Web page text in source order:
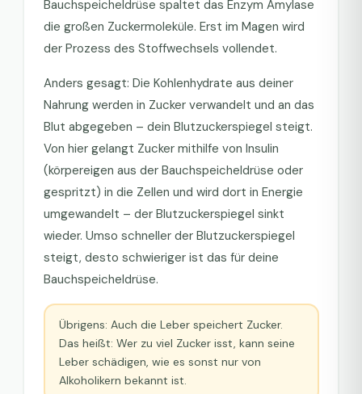
Bauchspeicheldrüse spaltet das Enzym Amylase
die großen Zuckermoleküle. Erst im Magen wird
der Prozess des Stoffwechsels vollendet.
Anders gesagt: Die Kohlenhydrate aus deiner
Nahrung werden in Zucker verwandelt und an das
Blut abgegeben – dein Blutzuckerspiegel steigt.
Von hier gelangt Zucker mithilfe von Insulin
(körpereigen aus der Bauchspeicheldrüse oder
gespritzt) in die Zellen und wird dort in Energie
umgewandelt – der Blutzuckerspiegel sinkt
wieder. Umso schneller der Blutzuckerspiegel
steigt, desto schwieriger ist das für deine
Bauchspeicheldrüse.
Übrigens: Auch die Leber speichert Zucker.
Das heißt: Wer zu viel Zucker isst, kann seine
Leber schädigen, wie es sonst nur von
Alkoholikern bekannt ist.